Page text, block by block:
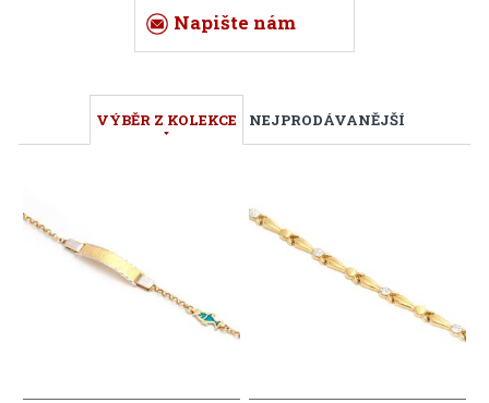
Napište nám
VÝBĚR Z KOLEKCE NEJPRODÁVANĚJŠÍ